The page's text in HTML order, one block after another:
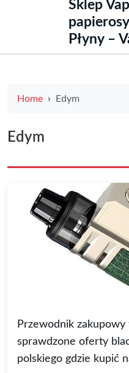
Sklep
Płyny –
Home Edym
Edym
Przewodnik
sprawdzone oferty
polskiego gdzie kupić